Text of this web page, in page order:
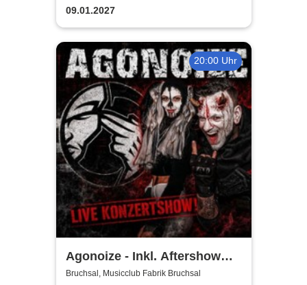
09.01.2027
20:00 Uhr
Agonoize - Inkl. Aftershow
Party
Bruchsal, Musicclub Fabrik Bruchsal